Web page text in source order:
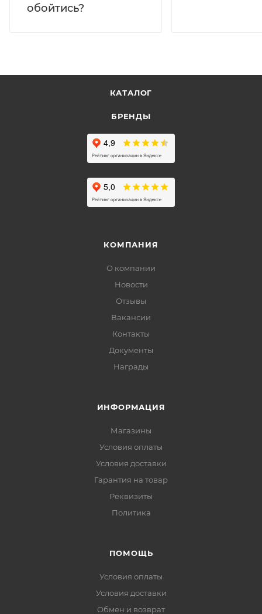
обойтись?
КАТАЛОГ
БРЕНДЫ
КОМПАНИЯ
О компании
Новости
Отзывы
Вакансии
Контакты
Документы
Награды
ИНФОРМАЦИЯ
Магазины
Условия оплаты
Условия доставки
Гарантия на товар
Реквизиты
Политика
ПОМОЩЬ
Условия оплаты
Условия доставки
Обмен и возврат